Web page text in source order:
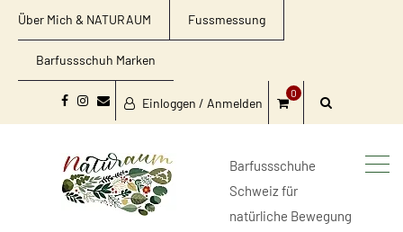
Über Mich & NATURAUM Fussmessung
Barfussschuh Marken
Facebook
Instagram
Email
Einloggen / Anmelden
0
Barfussschuhe
Schweiz für
natürliche Bewegung